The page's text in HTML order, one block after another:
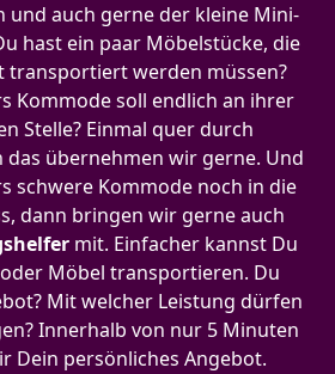
und auch gerne der kleine Mini-
hast ein paar Möbelstücke, die
transportiert werden müssen?
Kommode soll endlich an ihrer
Stelle? Einmal quer durch
das übernehmen wir gerne. Und
schwere Kommode noch in die
dann bringen wir gerne auch
mit. Einfacher kannst Du
Möbel transportieren. Du
Mit welcher Leistung dürfen
Innerhalb von nur 5 Minuten
Dein persönliches Angebot.